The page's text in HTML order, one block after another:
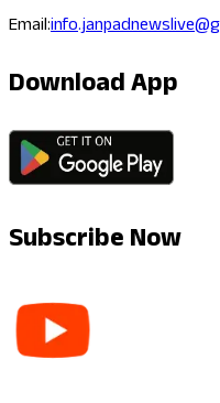
Email:
Download App
Subscribe Now